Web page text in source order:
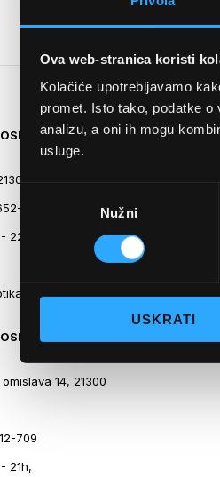
Ova web-stranica koristi
Kolačiće upotrebljavamo
promet. Isto tako, podatke
analizu, a oni ih mogu
usluge.
pristanka
Nužni
USKRATI
1
Makarska
102
22h,
2
14, 21300
709
21h,
SITEMAP
Blog